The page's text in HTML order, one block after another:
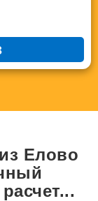
Елово
расчет...